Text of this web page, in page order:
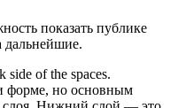
показать публике
дальнейшие.
of the spaces.
форме, но основным